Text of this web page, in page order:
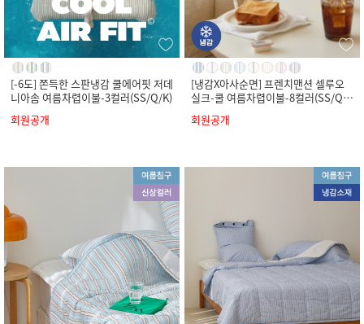
[-6도] 쫀득한 스판냉감 쿨에어핏 저데
니아솜 여름차렵이불-3컬러(SS/Q/K)
회원공개
[냉감X아사순면] 프렌치맨션 셀루오
실크-쿨 여름차렵이불-8컬러(SS/Q/
회원공개